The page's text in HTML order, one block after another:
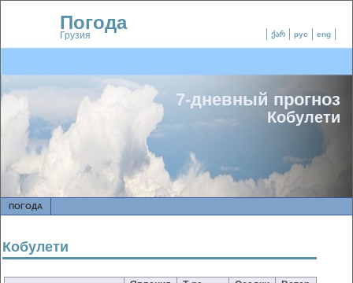
ქარ рус eng
Погода
Грузия
7-дневный прогноз
Кобулети
ПОГОДА
Кобулети